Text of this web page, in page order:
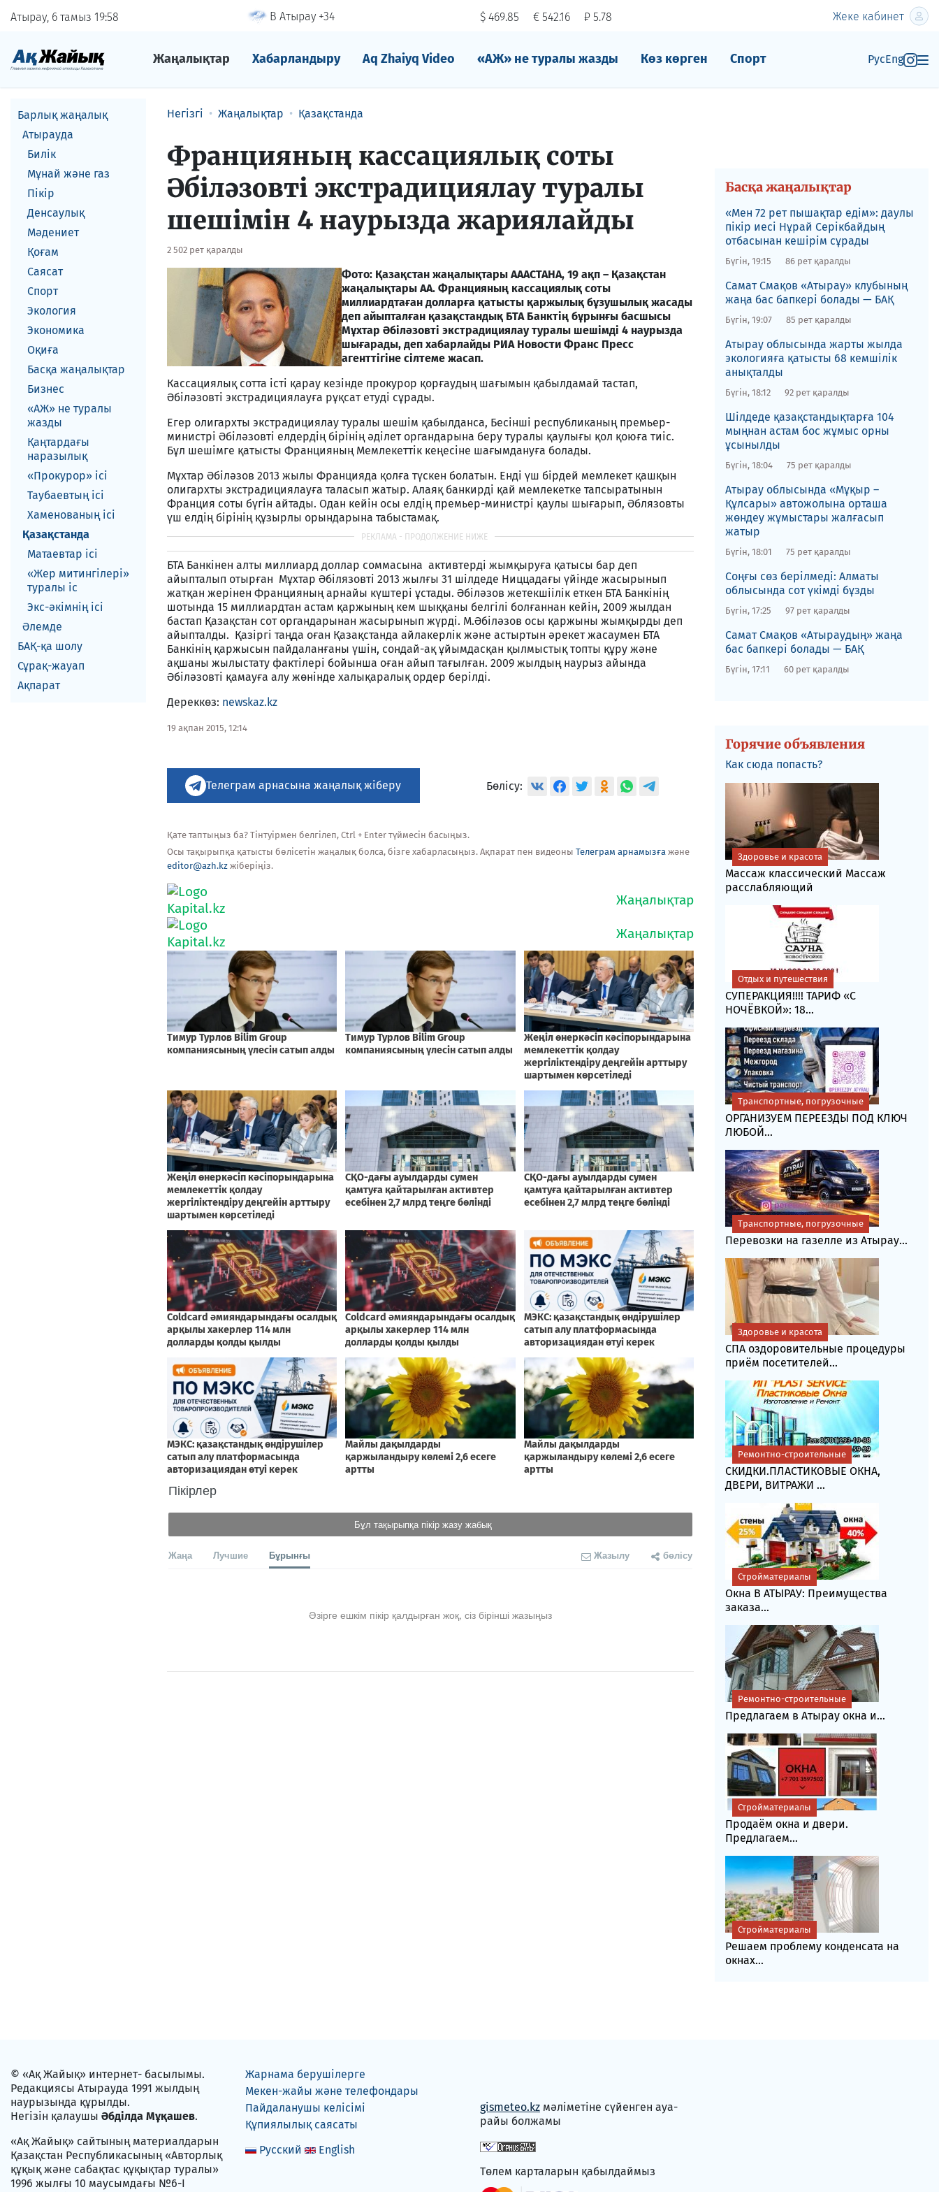
Атырау, 6 тамыз 1958 В Атырау +34 $ 469.85 € 542.16 ₽ 5.78 Жеке кабинет
Жаңалықтар Хабарландыру Aq Zhaiyq Video «АЖ» не туралы жазды Көз көрген Спорт РусEng
Барлық жаңалық
Атырауда
Билік
Мұнай және газ
Пікір
Денсаулық
Мәдениет
Қоғам
Саясат
Спорт
Экология
Экономика
Оқиға
Басқа жаңалықтар
Бизнес
«АЖ» не туралы
жазды
Қаңтардағы
наразылық
«Прокурор» ісі
Таубаевтың ісі
Хаменованың ісі
Қазақстанда
Матаевтар ici
«Жер митингілері»
туралы іс
Экс-әкiмнiң iсi
Әлемде
БАҚ-қа шолу
Сұрақ-жауап
Ақпарат
Негізгі Жаңалықтар Қазақстанда
Францияның кассациялық соты
Әбіләзовті экстрадициялау туралы
шешімін 4 наурызда жариялайды
2 502 рет қаралды
Фото: Қазақстан жаңалықтары АААСТАНА, 19 ақп – Қазақстан
жаңалықтары АА. Францияның кассациялық соты
миллиардтаған долларға қатысты қаржылық бұзушылық жасады
деп айыпталған қазақстандық БТА Банктің бұрынғы басшысы
Мұхтар Әбіләзовті экстрадициялау туралы шешімді 4 наурызда
шығарады, деп хабарлайды РИА Новости Франс Пресс
агенттігіне сілтеме жасап.
Кассациялық сотта істі қарау кезінде прокурор қорғаудың шағымын қабылдамай тастап,
Әбіләзовті экстрадициялауға рұқсат етуді сұрады.
Егер олигархты экстрадициялау туралы шешім қабылданса, Бесінші республиканың премьер-
министрі Әбіләзовті елдердің бірінің әділет органдарына беру туралы қаулығы қол қоюға тиіс.
Бұл шешімге қатысты Францияның Мемлекеттік кеңесіне шағымдануға болады.
Мұхтар Әбіләзов 2013 жылы Францияда қолға түскен болатын. Енді үш бірдей мемлекет қашқын
олигархты экстрадициялауға таласып жатыр. Алаяқ банкирді қай мемлекетке тапсыратынын
Франция соты бүгін айтады. Одан кейін осы елдің премьер-министрі қаулы шығарып, Әблязовты
үш елдің бірінің құзырлы орындарына табыстамақ.
БТА Банкінен алты миллиард доллар соммасына активтерді жымқыруға қатысы бар деп
айыпталып отырған Мұхтар Әбілязовті 2013 жылғы 31 шілдеде Ниццадағы үйінде жасырынып
жатқан жерінен Францияның арнайы күштері ұстады. Әбіләзов жетекшіілік еткен БТА Банкінің
шотында 15 миллиардтан астам қаржының кем шыққаны белгілі болғаннан кейін, 2009 жылдан
бастап Қазақстан сот органдарынан жасырынып жүрді. М.Әбіләзов осы қаржыны жымқырды деп
айыпталды. Қазіргі таңда оған Қазақстанда айлакерлік және астыртын әрекет жасаумен БТА
Банкінің қаржысын пайдаланғаны үшін, сондай-ақ ұйымдасқан қылмыстық топты құру және
ақшаны жылыстату фактілері бойынша оған айып тағылған. 2009 жылдың наурыз айында
Әбіләзовті қамауға алу жөнінде халықаралық ордер берілді.
Дереккөз: newskaz.kz
19 ақпан 2015, 12:14
Телеграм арнасына жаңалық жіберу Бөлісу:
Қате таптыңыз ба? Тінтуірмен белгілеп, Ctrl + Enter түймесін басыңыз.
Осы тақырыпқа қатысты бөлісетін жаңалық болса, бізге хабарласыңыз. Ақпарат пен видеоны Телеграм арнамызға және
editor@azh.kz жіберіңіз.
Пікірлер
Бұл тақырыпқа пікір жазу жабық
Жаңа Лучшие Бұрынғы Жазылу бөлісу
Әзірге ешкім пікір қалдырған жоқ, сіз бірінші жазыңыз
Басқа жаңалықтар
«Мен 72 рет пышақтар едім»: даулы
пікір иесі Нұрай Серікбайдың
отбасынан кешірім сұрады
Бүгін, 19:15 86 рет қаралды
​Самат Смақов «Атырау» клубының
жаңа бас бапкері болады — БАҚ
Бүгін, 19:07 85 рет қаралды
​Атырау облысында жарты жылда
экологияға қатысты 68 кемшілік
анықталды
Бүгін, 18:12 92 рет қаралды
​Шілдеде қазақстандықтарға 104
мыңнан астам бос жұмыс орны
ұсынылды
Бүгін, 18:04 75 рет қаралды
​Атырау облысында «Мұқыр –
Құлсары» автожолына орташа
жөндеу жұмыстары жалғасып
жатыр
Бүгін, 18:01 75 рет қаралды
​Соңғы сөз берілмеді: Алматы
облысында сот үкімді бұзды
Бүгін, 17:25 97 рет қаралды
​Самат Смақов «Атыраудың» жаңа
бас бапкері болады — БАҚ
Бүгін, 17:11 60 рет қаралды
Горячие объявления
Как сюда попасть?
Массаж классический Массаж
расслабляющий
Здоровье и красота
СУПЕРАКЦИЯ!!!! ТАРИФ «C
НОЧЁВКОЙ»: 18...
Отдых и путешествия
ОРГАНИЗУЕМ ПЕРЕЕЗДЫ ПОД КЛЮЧ
ЛЮБОЙ...
Транспортные, погрузочные
Перевозки на газелле из Атырау...
Транспортные, погрузочные
СПА оздоровительные процедуры
приём посетителей...
Здоровье и красота
СКИДКИ.ПЛАСТИКОВЫЕ ОКНА,
ДВЕРИ, ВИТРАЖИ ...
Ремонтно-строительные
Окна В АТЫРАУ: Преимущества
заказа...
Стройматериалы
Предлагаем в Атырау окна и...
Ремонтно-строительные
Продаём окна и двери.
Предлагаем...
Стройматериалы
Решаем проблему конденсата на
окнах...
Стройматериалы
© «Ақ Жайық» интернет- басылымы.
Редакциясы Атырауда 1991 жылдың
наурызында құрылды.
Негізін қалаушы Әбділда Мұқашев.
«Ақ Жайық» сайтының материалдарын
Қазақстан Республикасының «Авторлық
құқық және сабақтас құқықтар туралы»
1996 жылғы 10 маусымдағы №6-I
Жарнама берушілерге
Мекен-жайы және телефондары
Пайдаланушы келісімі
Құпиялылық саясаты
Русский
English
gismeteo.kz мәліметіне сүйенген ауа-
райы болжамы
Төлем карталарын қабылдаймыз